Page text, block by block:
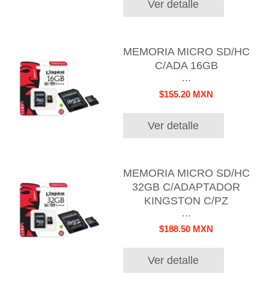
Ver detalle
MEMORIA MICRO SD/HC
C/ADA 16GB
...
$155.20 MXN
Ver detalle
MEMORIA MICRO SD/HC
32GB C/ADAPTADOR
KINGSTON C/PZ
...
$188.50 MXN
Ver detalle